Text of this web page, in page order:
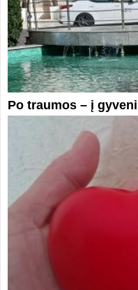
Po traumos – į